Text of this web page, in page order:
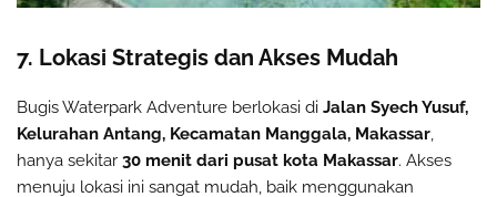
7. Lokasi Strategis dan Akses Mudah
Bugis Waterpark Adventure berlokasi di Jalan Syech Yusuf,
Kelurahan Antang, Kecamatan Manggala, Makassar,
hanya sekitar 30 menit dari pusat kota Makassar. Akses
menuju lokasi ini sangat mudah, baik menggunakan